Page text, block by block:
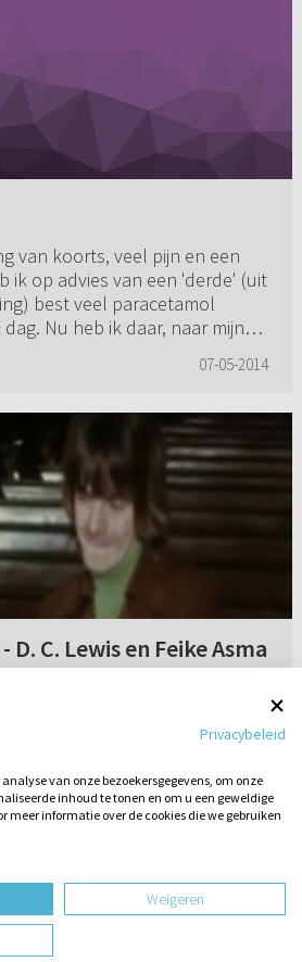
van koorts, veel pijn en een
ik op advies van een 'derde' (uit
best veel paracetamol
Nu heb ik daar, naar mijn
07-05-2014
D. C. Lewis en Feike Asma
organist Feike Asma. Prachtig!
af of dit uit christelijk oogpunt
07-05-2019
design website door
website-ontwikkeling door
een vraag
Privacybeleid
van onze bezoekersgegevens, om onze
inhoud te tonen en om u een geweldige
meer informatie over de cookies die we gebruiken
Weigeren